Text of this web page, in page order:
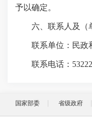
予以确定。
六、联系人及（
联系单位： 民政
联系电话：
国家部委 省级政府